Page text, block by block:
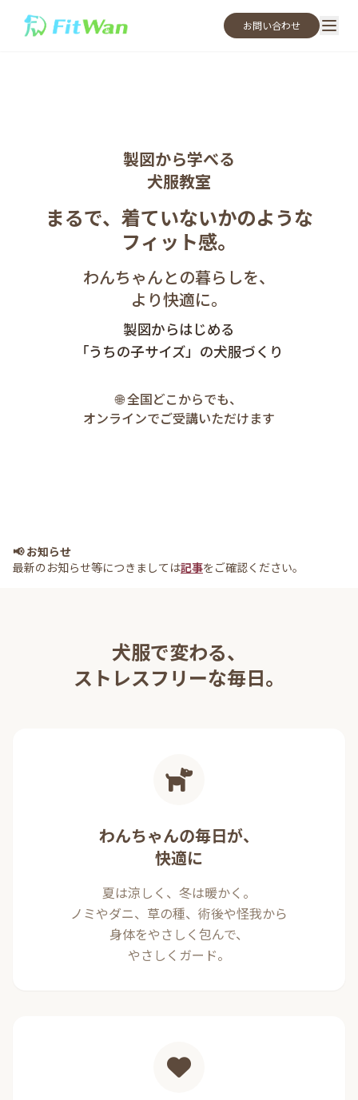
お問い合わせ
製図から学べる
犬服教室
まるで、着ていないかのような
フィット感。
わんちゃんとの暮らしを、
より快適に。
製図からはじめる
「うちの子サイズ」の犬服づくり
🌐 全国どこからでも、
オンラインでご受講いただけます
📢 お知らせ
最新のお知らせ等につきましては記事をご確認ください。
犬服で変わる、
ストレスフリーな毎日。
わんちゃんの毎日が、
快適に
夏は涼しく、冬は暖かく。
ノミやダニ、草の種、術後や怪我から
身体をやさしく包んで、
やさしくガード。